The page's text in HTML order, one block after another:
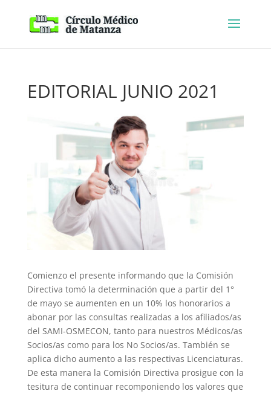
EDITORIAL JUNIO 2021
Comienzo el presente informando que la Comisión
Directiva tomó la determinación que a partir del 1°
de mayo se aumenten en un 10% los honorarios a
abonar por las consultas realizadas a los afiliados/as
del SAMI-OSMECON, tanto para nuestros Médicos/as
Socios/as como para los No Socios/as. También se
aplica dicho aumento a las respectivas Licenciaturas.
De esta manera la Comisión Directiva prosigue con la
tesitura de continuar recomponiendo los valores que